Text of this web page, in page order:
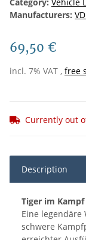
Manufacturers:
69,50 €
incl. 7% VAT , free
Currently out
Description
Tiger im Kampf
Eine legendäre
schwere